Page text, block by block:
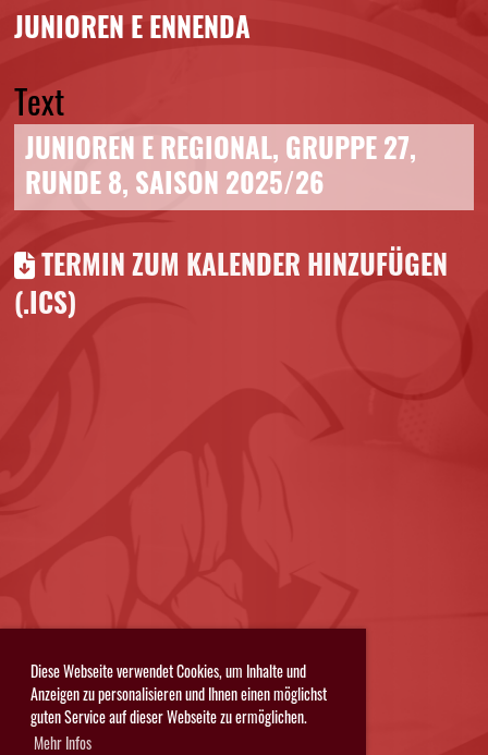
Diese Webseite verwendet Cookies, um Inhalte und
Anzeigen zu personalisieren und Ihnen einen möglichst
guten Service auf dieser Webseite zu ermöglichen.
Mehr Infos
JUNIOREN E ENNENDA
Text
JUNIOREN E REGIONAL, GRUPPE 27,
RUNDE 8, SAISON 2025/26
TERMIN ZUM KALENDER HINZUFÜGEN
(.ICS)